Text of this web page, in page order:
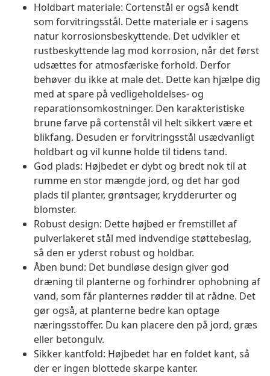
Holdbart materiale: Cortenstål er også kendt
som forvitringsstål. Dette materiale er i sagens
natur korrosionsbeskyttende. Det udvikler et
rustbeskyttende lag mod korrosion, når det først
udsættes for atmosfæriske forhold. Derfor
behøver du ikke at male det. Dette kan hjælpe dig
med at spare på vedligeholdelses- og
reparationsomkostninger. Den karakteristiske
brune farve på cortenstål vil helt sikkert være et
blikfang. Desuden er forvitringsstål usædvanligt
holdbart og vil kunne holde til tidens tand.
God plads: Højbedet er dybt og bredt nok til at
rumme en stor mængde jord, og det har god
plads til planter, grøntsager, krydderurter og
blomster.
Robust design: Dette højbed er fremstillet af
pulverlakeret stål med indvendige støttebeslag,
så den er yderst robust og holdbar.
Åben bund: Det bundløse design giver god
dræning til planterne og forhindrer ophobning af
vand, som får planternes rødder til at rådne. Det
gør også, at planterne bedre kan optage
næringsstoffer. Du kan placere den på jord, græs
eller betongulv.
Sikker kantfold: Højbedet har en foldet kant, så
der er ingen blottede skarpe kanter.